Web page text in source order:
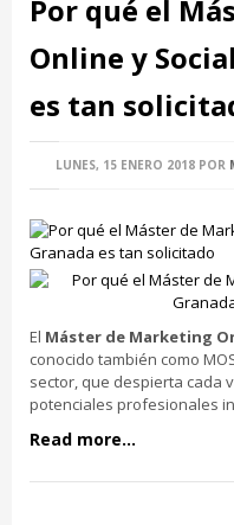
Por qué el
Online y
es tan
LUNES, 15 ENERO 2018 POR
El Máster de Marketing
conocido también como
sector, que despierta cada
potenciales profesionales
Read more...